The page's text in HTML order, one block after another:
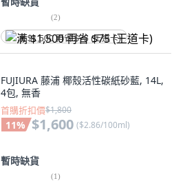
(2)
满 $1,500 再省 $75 (王道卡)
FUJIURA 藤浦 椰殼活性碳紙砂藍, 14L,
4包, 無香
首購折扣價$1,800
11% $1,600 ($2.86/100ml)
暫時缺貨
(1)